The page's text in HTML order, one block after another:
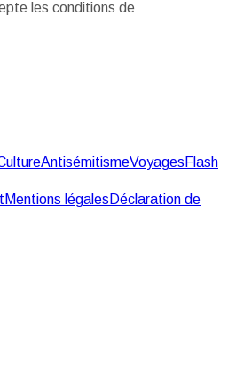
les conditions de
AntisémitismeVoyages Flash
Mentions légales Déclaration de